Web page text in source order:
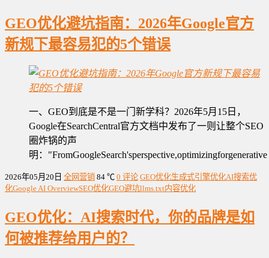
GEO优化避坑指南：2026年Google官方
新规下最容易犯的5个错误
一、GEO到底是不是一门新学科？2026年5月15日，
Google在SearchCentral官方文档中发布了一则让整个SEO
圈炸锅的声
明："FromGoogleSearch'sperspective,optimizingforgenerative
2026年05月20日 全网营销 84 ℃ 0 评论 GEO优化生成式引擎优化AI搜索优
化Google AI OverviewSEO优化GEO避坑llms.txt内容优化
GEO优化：AI搜索时代，你的品牌是如
何被推荐给用户的？